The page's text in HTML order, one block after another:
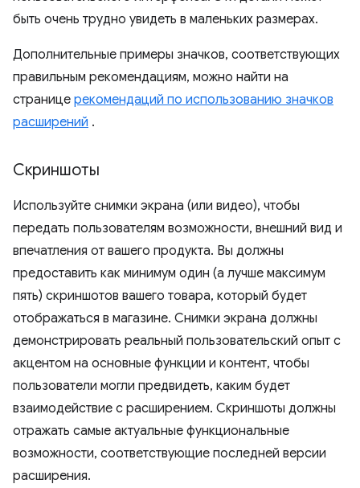
быть очень трудно увидеть в маленьких размерах.
Дополнительные примеры значков, соответствующих
правильным рекомендациям, можно найти на
странице рекомендаций по использованию значков
расширений .
Скриншоты
Используйте снимки экрана (или видео), чтобы
передать пользователям возможности, внешний вид и
впечатления от вашего продукта. Вы должны
предоставить как минимум один (а лучше максимум
пять) скриншотов вашего товара, который будет
отображаться в магазине. Снимки экрана должны
демонстрировать реальный пользовательский опыт с
акцентом на основные функции и контент, чтобы
пользователи могли предвидеть, каким будет
взаимодействие с расширением. Скриншоты должны
отражать самые актуальные функциональные
возможности, соответствующие последней версии
расширения.